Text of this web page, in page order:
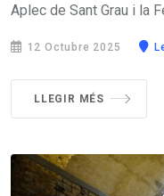
Aplec de Sant Grau i la
12 Octubre 2025
LLEGIR MÉS